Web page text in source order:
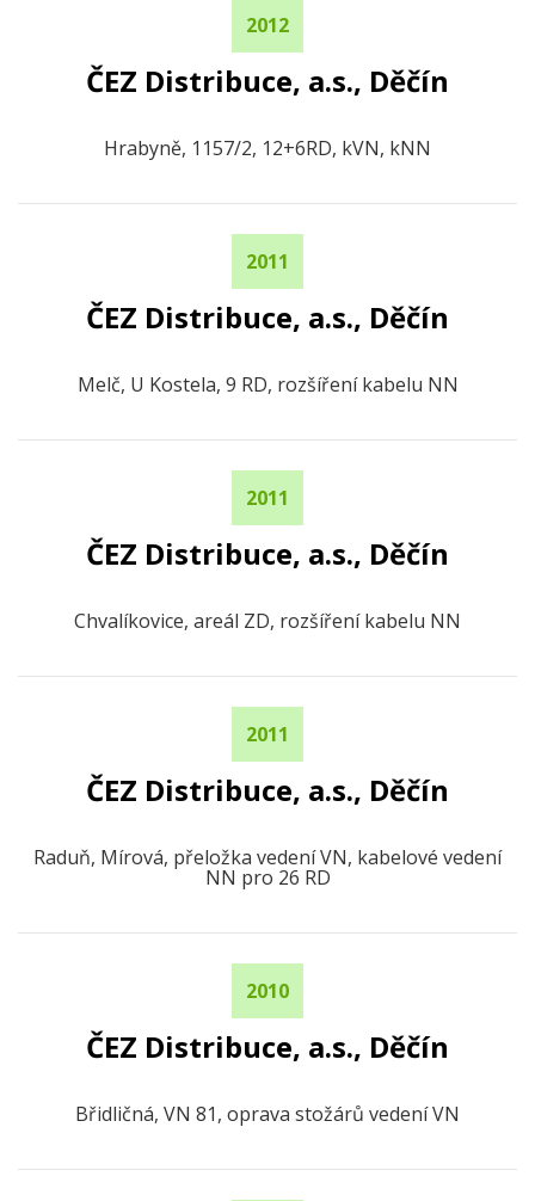
2012
ČEZ Distribuce, a.s., Děčín
Hrabyně, 1157/2, 12+6RD, kVN, kNN
2011
ČEZ Distribuce, a.s., Děčín
Melč, U Kostela, 9 RD, rozšíření kabelu NN
2011
ČEZ Distribuce, a.s., Děčín
Chvalíkovice, areál ZD, rozšíření kabelu NN
2011
ČEZ Distribuce, a.s., Děčín
Raduň, Mírová, přeložka vedení VN, kabelové vedení
NN pro 26 RD
2010
ČEZ Distribuce, a.s., Děčín
Břidličná, VN 81, oprava stožárů vedení VN